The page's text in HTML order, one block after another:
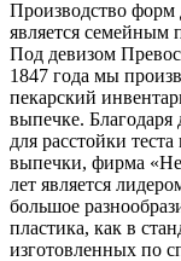
Производство форм
является семейным
Под девизом
1847 года мы
пекарский
выпечке. Благодаря
для расстойки
выпечки, фирма
лет является
большое
пластика, как в
изготовленных по